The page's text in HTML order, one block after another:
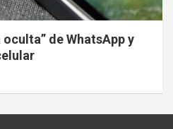
de WhatsApp y